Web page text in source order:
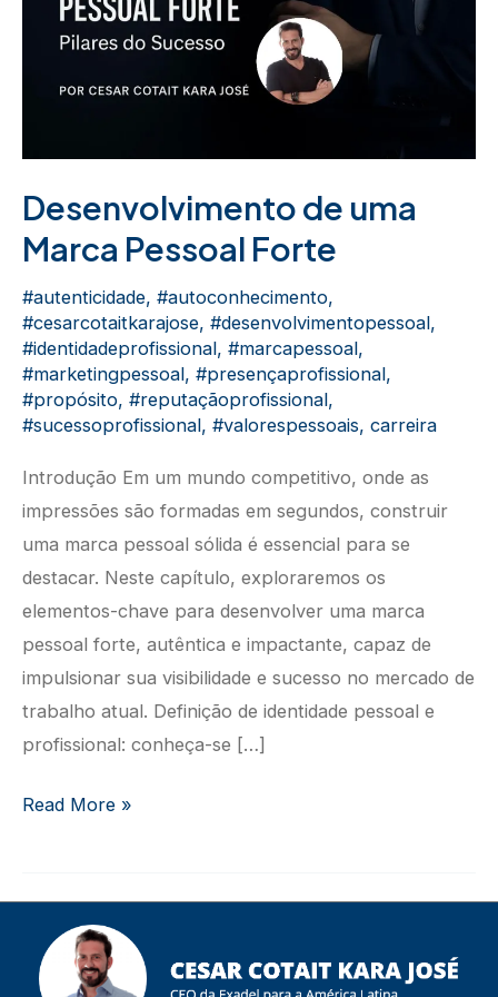
Desenvolvimento de uma
Marca Pessoal Forte
#autenticidade, #autoconhecimento,
#cesarcotaitkarajose, #desenvolvimentopessoal,
#identidadeprofissional, #marcapessoal,
#marketingpessoal, #presençaprofissional,
#propósito, #reputaçãoprofissional,
#sucessoprofissional, #valorespessoais, carreira
Introdução Em um mundo competitivo, onde as
impressões são formadas em segundos, construir
uma marca pessoal sólida é essencial para se
destacar. Neste capítulo, exploraremos os
elementos-chave para desenvolver uma marca
pessoal forte, autêntica e impactante, capaz de
impulsionar sua visibilidade e sucesso no mercado de
trabalho atual. Definição de identidade pessoal e
profissional: conheça-se […]
Desenvolvimento
Marca
Pessoal
Forte
Read More »